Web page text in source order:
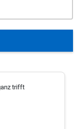
trifft